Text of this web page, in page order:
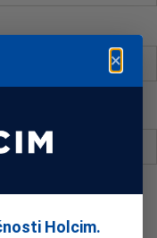
nabídka
co nejvíc o vašem
×
Holcim.